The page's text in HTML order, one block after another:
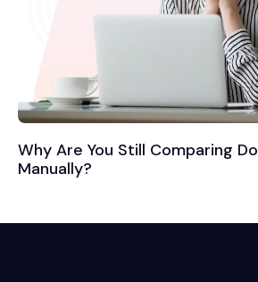
Why Are You Still Comparing
Manually?